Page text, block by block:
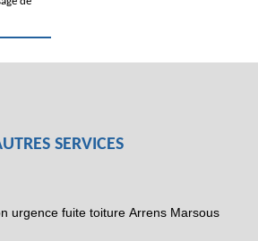
SERVICES
urgence fuite toiture Arrens Marsous